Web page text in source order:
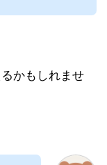
かもしれませ